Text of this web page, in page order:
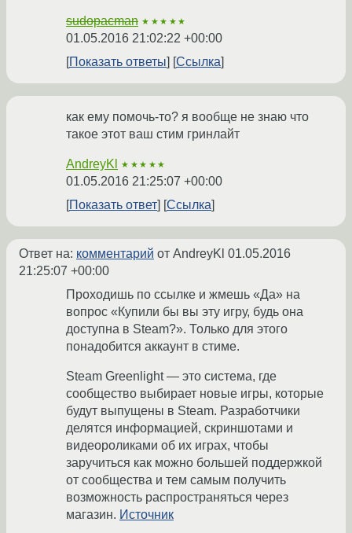
sudopacman ★★★★★
01.05.2016 21:02:22 +00:00
Показать ответы
Ссылка
как ему помочь-то? я вообще не знаю что
такое этот ваш стим гринлайт
AndreyKl ★★★★★
01.05.2016 21:25:07 +00:00
Показать ответ
Ссылка
Ответ на: комментарий от AndreyKl 01.05.2016
21:25:07 +00:00
Проходишь по ссылке и жмешь «Да» на
вопрос «Купили бы вы эту игру, будь она
доступна в Steam?». Только для этого
понадобится аккаунт в стиме.
Steam Greenlight — это система, где
сообщество выбирает новые игры, которые
будут выпущены в Steam. Разработчики
делятся информацией, скриншотами и
видеороликами об их играх, чтобы
заручиться как можно большей поддержкой
от сообщества и тем самым получить
возможность распространяться через
магазин. Источник